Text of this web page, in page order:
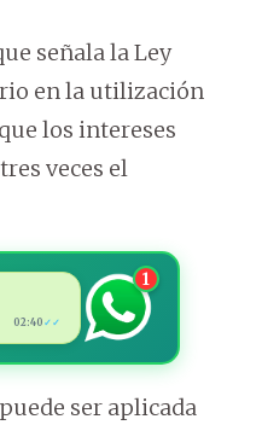
señala la Ley
en la utilización
los intereses
veces el
02:40 ✓✓
1
ser aplicada